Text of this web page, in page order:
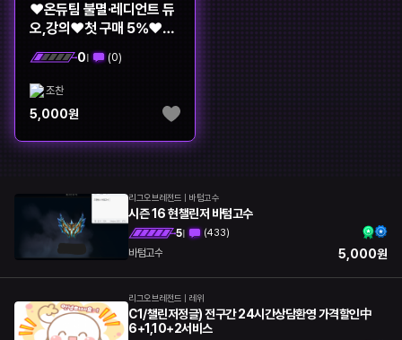
❤️온듀팀 불멸·레디언트 듀
오,강의❤️첫 구매 5%❤️
10+1❤️
0| (0)
조찬
5,000원
리그오브레전드 | 바텀고수
시즌 16 현챌린저 바텀고수
5| (433)
바텀고수 5,000원
리그오브레전드 | 레위
C1/챌린저정글) 전구간 24시간상담환영 가격할인中
6+1,10+2서비스